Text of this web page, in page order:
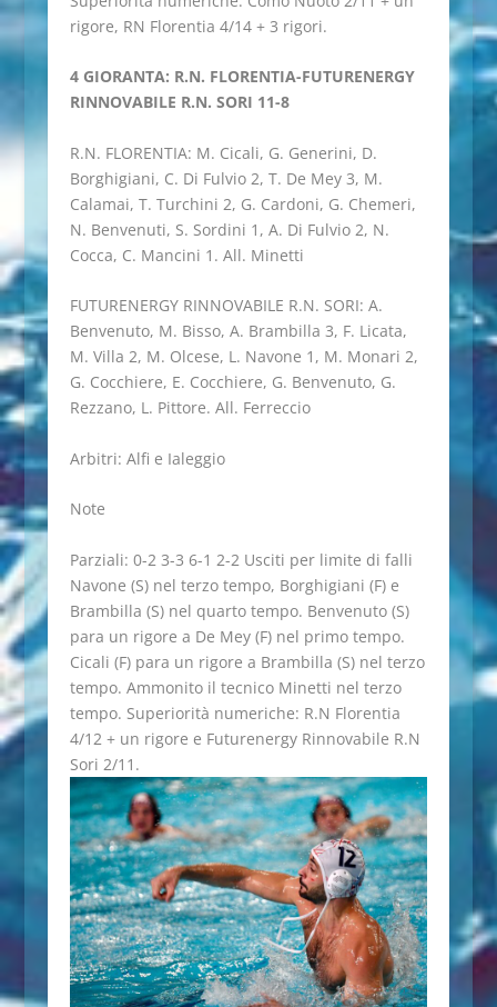
rigore, RN Florentia 4/14 + 3 rigori.
4 GIORANTA: R.N. FLORENTIA-FUTURENERGY
RINNOVABILE R.N. SORI 11-8
R.N. FLORENTIA: M. Cicali, G. Generini, D.
Borghigiani, C. Di Fulvio 2, T. De Mey 3, M.
Calamai, T. Turchini 2, G. Cardoni, G. Chemeri,
N. Benvenuti, S. Sordini 1, A. Di Fulvio 2, N.
Cocca, C. Mancini 1. All. Minetti
FUTURENERGY RINNOVABILE R.N. SORI: A.
Benvenuto, M. Bisso, A. Brambilla 3, F. Licata,
M. Villa 2, M. Olcese, L. Navone 1, M. Monari 2,
G. Cocchiere, E. Cocchiere, G. Benvenuto, G.
Rezzano, L. Pittore. All. Ferreccio
Arbitri: Alfi e Ialeggio
Note
Parziali: 0-2 3-3 6-1 2-2 Usciti per limite di falli
Navone (S) nel terzo tempo, Borghigiani (F) e
Brambilla (S) nel quarto tempo. Benvenuto (S)
para un rigore a De Mey (F) nel primo tempo.
Cicali (F) para un rigore a Brambilla (S) nel terzo
tempo. Ammonito il tecnico Minetti nel terzo
tempo. Superiorità numeriche: R.N Florentia
4/12 + un rigore e Futurenergy Rinnovabile R.N
Sori 2/11.